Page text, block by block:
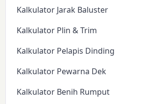
Kalkulator Jarak Baluster
Kalkulator Plin & Trim
Kalkulator Pelapis Dinding
Kalkulator Pewarna Dek
Kalkulator Benih Rumput